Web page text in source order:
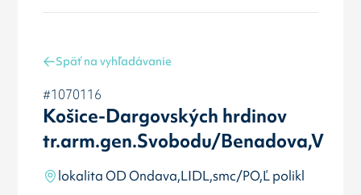
Späť na vyhľadávanie
#1070116
Košice-Dargovských hrdinov
tr.arm.gen.Svobodu/Benadova,V
lokalita OD Ondava,LIDL,smc/PO,Ľ polikl